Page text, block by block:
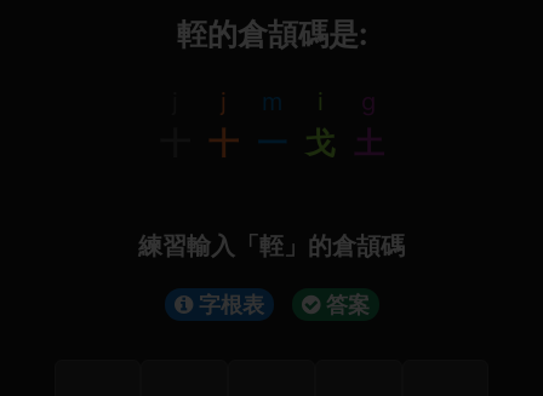
輊的倉頡碼是:
j
十
m
一
i
戈
g
土
練習輸入「輊」的倉頡碼
字根表 答案